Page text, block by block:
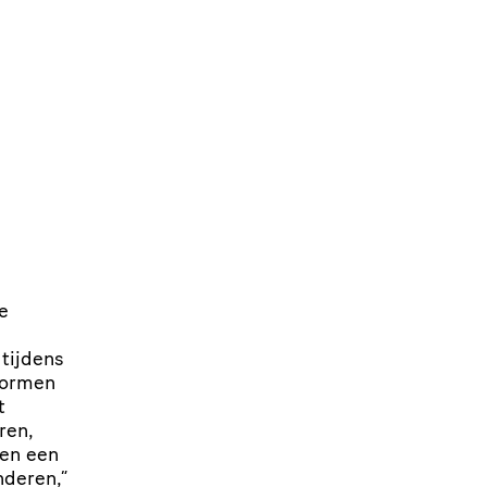
tijdens
een